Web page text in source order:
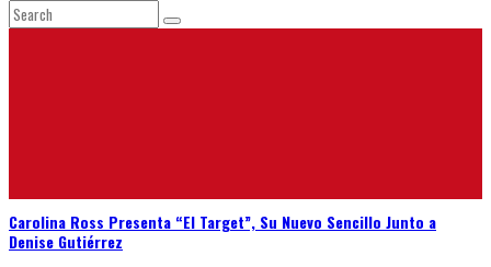
Carolina Ross Presenta “El Target”, Su Nuevo Sencillo Junto a
Denise Gutiérrez